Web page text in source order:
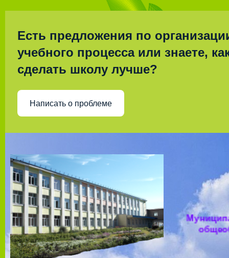
Есть предложения по
учебного процесса или знаете,
сделать школу лучше?
Написать о проблеме
района